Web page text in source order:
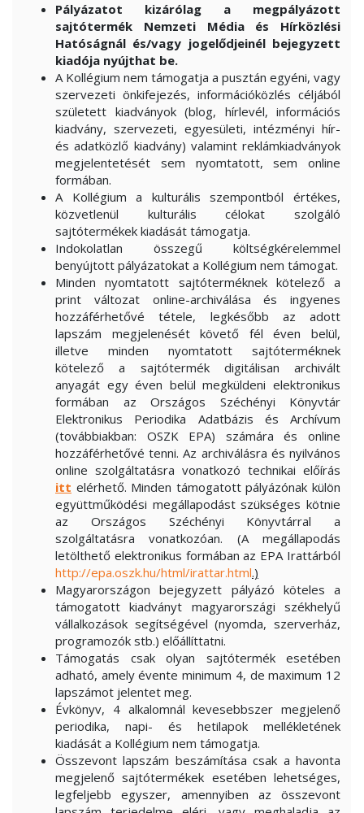
Pályázatot kizárólag a megpályázott
sajtótermék Nemzeti Média és Hírközlési
Hatóságnál és/vagy jogelődjeinél bejegyzett
kiadója nyújthat be.
A Kollégium nem támogatja a pusztán egyéni, vagy
szervezeti önkifejezés, információközlés céljából
született kiadványok (blog, hírlevél, információs
kiadvány, szervezeti, egyesületi, intézményi hír-
és adatközlő kiadvány) valamint reklámkiadványok
megjelentetését sem nyomtatott, sem online
formában.
A Kollégium a kulturális szempontból értékes,
közvetlenül kulturális célokat szolgáló
sajtótermékek kiadását támogatja.
Indokolatlan összegű költségkérelemmel
benyújtott pályázatokat a Kollégium nem támogat.
Minden nyomtatott sajtóterméknek kötelező a
print változat online-archiválása és ingyenes
hozzáférhetővé tétele, legkésőbb az adott
lapszám megjelenését követő fél éven belül,
illetve minden nyomtatott sajtóterméknek
kötelező a sajtótermék digitálisan archivált
anyagát egy éven belül megküldeni elektronikus
formában az Országos Széchényi Könyvtár
Elektronikus Periodika Adatbázis és Archívum
(továbbiakban: OSZK EPA) számára és online
hozzáférhetővé tenni. Az archiválásra és nyilvános
online szolgáltatásra vonatkozó technikai előírás
itt elérhető. Minden támogatott pályázónak külön
együttműködési megállapodást szükséges kötnie
az Országos Széchényi Könyvtárral a
szolgáltatásra vonatkozóan. (A megállapodás
letölthető elektronikus formában az EPA Irattárból
http://epa.oszk.hu/html/irattar.html.)
Magyarországon bejegyzett pályázó köteles a
támogatott kiadványt magyarországi székhelyű
vállalkozások segítségével (nyomda, szerverház,
programozók stb.) előállíttatni.
Támogatás csak olyan sajtótermék esetében
adható, amely évente minimum 4, de maximum 12
lapszámot jelentet meg.
Évkönyv, 4 alkalomnál kevesebbszer megjelenő
periodika, napi- és hetilapok mellékletének
kiadását a Kollégium nem támogatja.
Összevont lapszám beszámítása csak a havonta
megjelenő sajtótermékek esetében lehetséges,
legfeljebb egyszer, amennyiben az összevont